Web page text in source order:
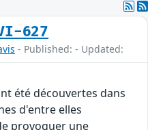
627
- Published: - Updated:
été découvertes dans
d'entre elles
provoquer une